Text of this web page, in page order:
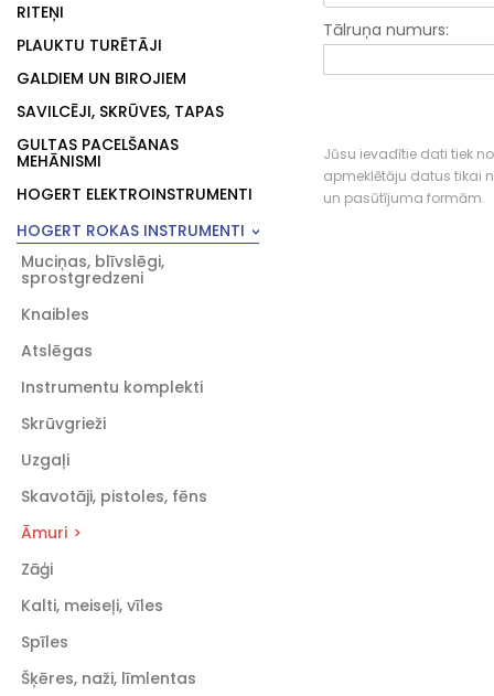
RITEŅI
PLAUKTU TURĒTĀJI
GALDIEM UN BIROJIEM
SAVILCĒJI, SKRŪVES, TAPAS
GULTAS PACELŠANAS
MEHĀNISMI
HOGERT ELEKTROINSTRUMENTI
HOGERT ROKAS INSTRUMENTI
Muciņas, blīvslēgi,
sprostgredzeni
Knaibles
Atslēgas
Instrumentu komplekti
Skrūvgrieži
Uzgaļi
Skavotāji, pistoles, fēns
Āmuri
Zāģi
Kalti, meiseļi, vīles
Spīles
Šķēres, naži, līmlentas
Tālruņa numurs:
Jūsu ievadītie dati tiek
apmeklētāju datus tikai
un pasūtījuma formām.